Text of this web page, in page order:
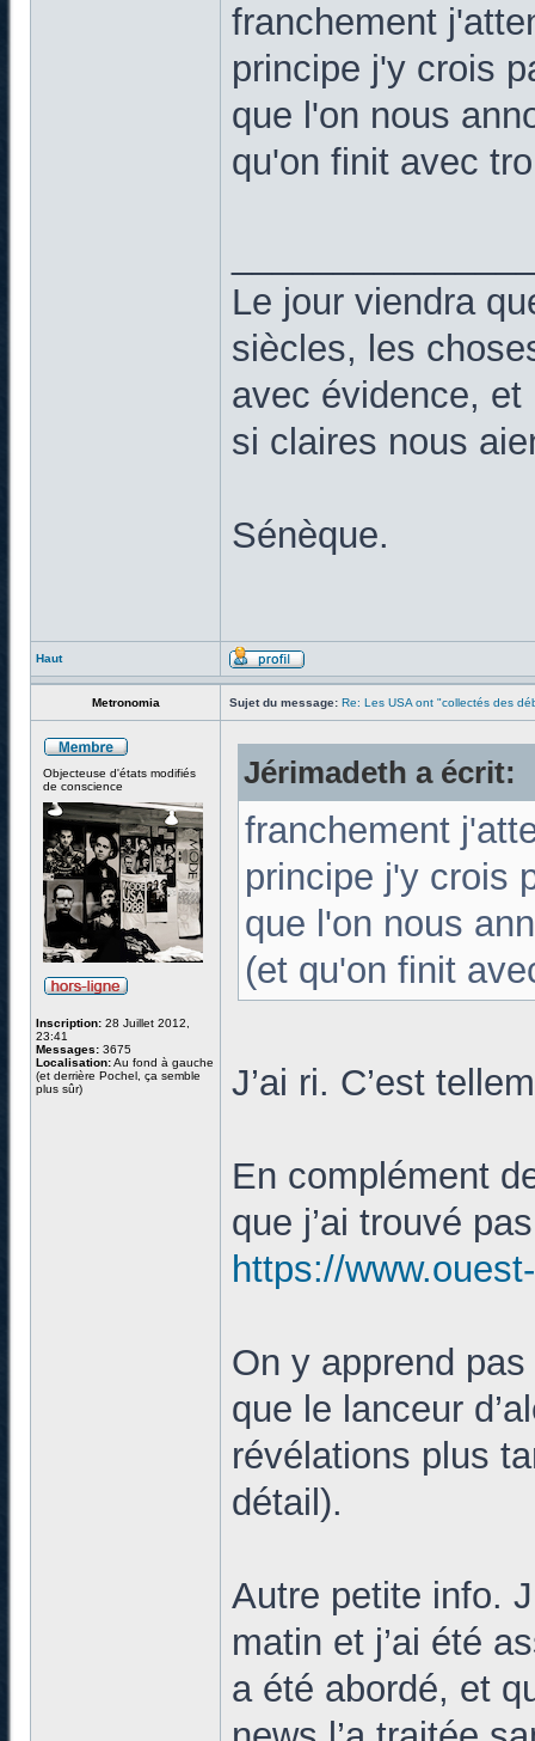
franchement
principe j'y crois
que l'on nous
qu'on finit avec
Le jour viendra
siècles, les
avec évidence,
si claires nous
Sénèque.
Haut
Metronomia Sujet du message: Re: Les USA ont "collectés des
Objecteuse d'états modifiés
de conscience
Inscription: 28 Juillet 2012,
23:41
Messages: 3675
Localisation:Au fond à gauche
(et derrière Pochel, ça semble
plus sûr)
Jérimadeth a écrit:
franchement
principe j'y crois
que l'on nous
(et qu'on finit
J’ai ri. C’est
En complément
que j’ai trouvé
https://
On y apprend
que le lanceur
révélations plus
détail).
Autre petite info.
matin et j’ai été
a été abordé, et